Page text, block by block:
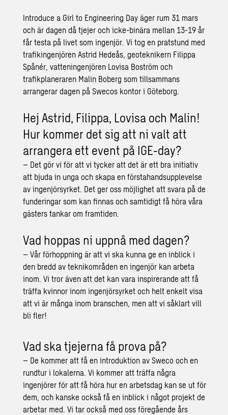
Introduce a Girl to Engineering Day äger rum 31 mars
och är dagen då tjejer och icke-binära mellan 13-19 år
får testa på livet som ingenjör. Vi tog en pratstund med
trafikingenjören Astrid Hedeås, geoteknikern Filippa
Spånér, vatteningenjören Lovisa Boström och
trafikplaneraren Malin Boberg som tillsammans
arrangerar dagen på Swecos kontor i Göteborg.
Hej Astrid, Filippa, Lovisa och Malin!
Hur kommer det sig att ni valt att
arrangera ett event på IGE-day?
– Det gör vi för att vi tycker att det är ett bra initiativ
att bjuda in unga och skapa en förstahandsupplevelse
av ingenjörsyrket. Det ger oss möjlighet att svara på de
funderingar som kan finnas och samtidigt få höra våra
gästers tankar om framtiden.
Vad hoppas ni uppnå med dagen?
– Vår förhoppning är att vi ska kunna ge en inblick i
den bredd av teknikområden en ingenjör kan arbeta
inom. Vi tror även att det kan vara inspirerande att få
träffa kvinnor inom ingenjörsyrket och helt enkelt visa
att vi är många inom branschen, men att vi såklart vill
bli fler!
Vad ska tjejerna få prova på?
– De kommer att få en introduktion av Sweco och en
rundtur i lokalerna. Vi kommer att träffa några
ingenjörer för att få höra hur en arbetsdag kan se ut för
dem, och kanske också få en inblick i något projekt de
arbetar med. Vi tar också med oss föregående års